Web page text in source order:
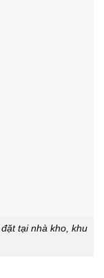
tại nhà kho, khu